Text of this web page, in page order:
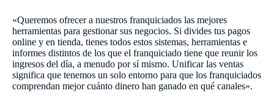
«Queremos ofrecer a nuestros franquiciados las mejores
herramientas para gestionar sus negocios. Si divides tus pagos
online y en tienda, tienes todos estos sistemas, herramientas e
informes distintos de los que el franquiciado tiene que reunir los
ingresos del día, a menudo por sí mismo. Unificar las ventas
significa que tenemos un solo entorno para que los franquiciados
comprendan mejor cuánto dinero han ganado en qué canales».